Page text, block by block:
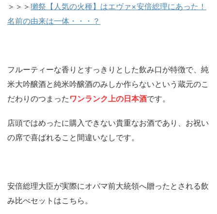
＞＞＞ 獺祭【人気の火種】はエヴァ×安倍総理にあった！
名前の由来は一体・・・？
フルーティーな香りとすっきりとした飲み口が特徴で、純
米大吟醸酒と純米吟醸酒のみしか作らないという蔵元のこ
だわりのつまった ワンランク上の日本酒です。
店頭ではめったに購入できない貴重なお酒であり、お祝い
の席で喜ばれること間違いなしです。
安倍総理大臣が実際にオバマ前大統領へ贈ったとされる飲
み比べセットはこちら。